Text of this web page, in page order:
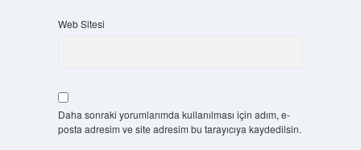
Web Sitesi
Daha sonraki yorumlarımda kullanılması için adım, e-
posta adresim ve site adresim bu tarayıcıya kaydedilsin.